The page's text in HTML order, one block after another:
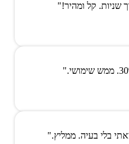
שניות. קל ומהיר!"
בלי בעיה. ממליץ."